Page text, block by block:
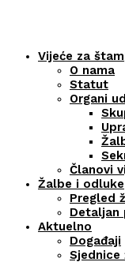
Vijeće za
O nama
Statut
Organi
Članovi
Žalbe i odluke
Pregled
Detaljan
Aktuelno
Događaji
Sjednice